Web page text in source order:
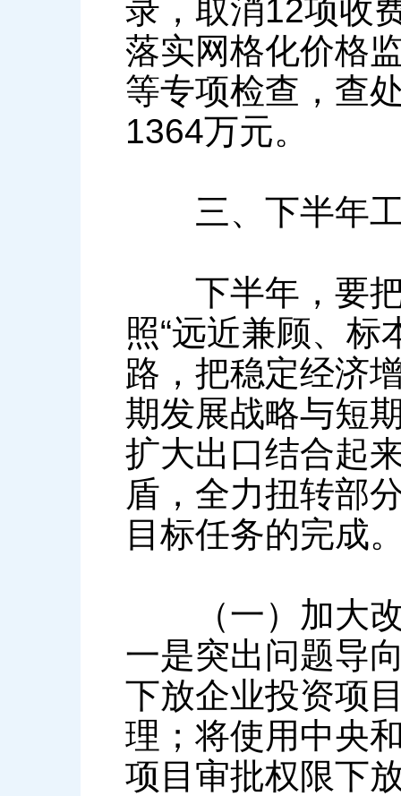
录，取消12项收
落实网格化价格
等专项检查，查
1364万元。
三、下半年工
下半年，要把
照“远近兼顾、标
路，把稳定经济
期发展战略与短
扩大出口结合起
盾，全力扭转部
目标任务的完成
（一）加大改
一是突出问题导
下放企业投资项
理；将使用中央
项目审批权限下